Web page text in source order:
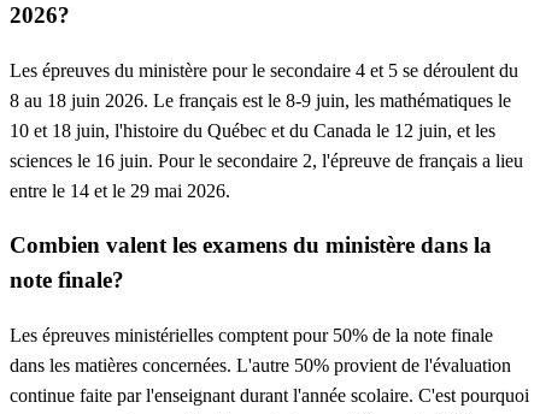
2026?
Les épreuves du ministère pour le secondaire 4 et 5 se déroulent du
8 au 18 juin 2026. Le français est le 8-9 juin, les mathématiques le
10 et 18 juin, l'histoire du Québec et du Canada le 12 juin, et les
sciences le 16 juin. Pour le secondaire 2, l'épreuve de français a lieu
entre le 14 et le 29 mai 2026.
Combien valent les examens du ministère dans la
note finale?
Les épreuves ministérielles comptent pour 50% de la note finale
dans les matières concernées. L'autre 50% provient de l'évaluation
continue faite par l'enseignant durant l'année scolaire. C'est pourquoi